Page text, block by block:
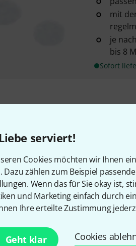
serviert!
Cookies möchten wir Ihnen
Dazu zählen zum Beispiel
Wenn das für Sie okay ist,
und Marketing einfach durch
Ihre erteilte Zustimmung
Geht klar Cookies
mit
je
bis 8
Sofort
Gefällt Ihnen, was